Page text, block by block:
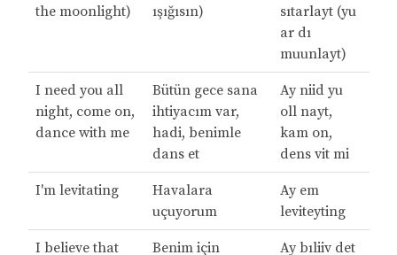
the moonlight) ışığısın)
sıtarlayt (yu
ar dı
muunlayt)
I need you all
night, come on,
dance with me
Bütün gece sana
ihtiyacım var,
hadi, benimle
dans et
Ay niid yu
oll nayt,
kam on,
dens vit mi
I'm levitating
Havalara
uçuyorum
Ay em
leviteyting
I believe that
Benim için
Ay bıliiv det